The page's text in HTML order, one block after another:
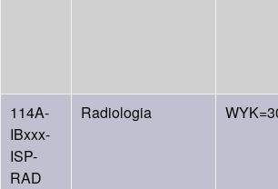
114A-
IBxxx-
ISP-
RAD
Radiologia